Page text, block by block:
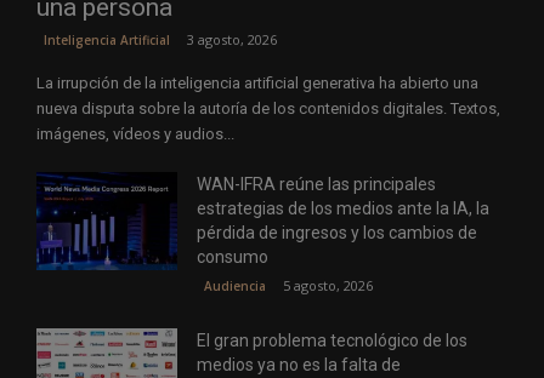
una persona
Inteligencia Artificial 3 agosto, 2026
La irrupción de la inteligencia artificial generativa ha abierto una
nueva disputa sobre la autoría de los contenidos digitales. Textos,
imágenes, vídeos y audios...
WAN-IFRA reúne las principales
estrategias de los medios ante la IA, la
pérdida de ingresos y los cambios de
consumo
Audiencia 5 agosto, 2026
El gran problema tecnológico de los
medios ya no es la falta de